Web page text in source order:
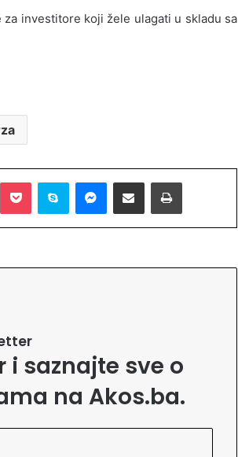
investitore koji žele ulagati u skladu sa
Pocket Skype Messenger Podijeli putem Emaila Printaj
i saznajte sve o
na Akos.ba.